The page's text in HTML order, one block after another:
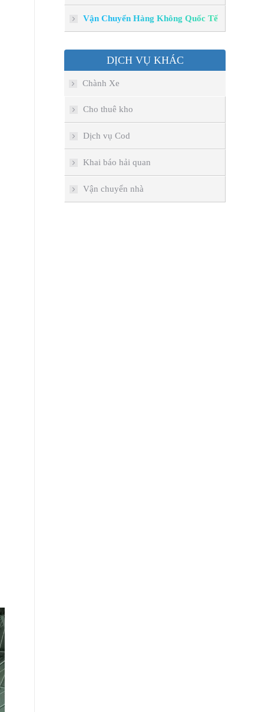
Vận Chuyển Hàng Không Quốc Tế
DỊCH VỤ KHÁC
Chành Xe
Cho thuê kho
Dịch vụ Cod
Khai báo hải quan
Vận chuyển nhà